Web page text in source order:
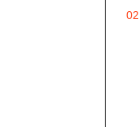
02